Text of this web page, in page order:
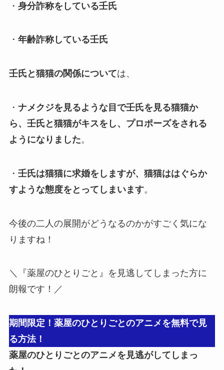
・ 身分詐称をしている壬氏
・ 年齢詐称している壬氏
壬氏と猫猫の関係については、
・ ナメクジを見るような目で壬氏を見る猫猫か
ら、壬氏と猫猫がキスをし、プロポーズをされる
ようになりました。
・ 壬氏は猫猫に求婚をしますが、猫猫ははぐらか
すような態度をとってしまいます。
今後の二人の展開がどうなるのかがすごく気にな
りますね！
＼『薬屋のひとりごと』を見逃してしまった方に
朗報です！／
期間限定！薬屋のひとりごとのアニメを無料で見
る方法！
薬屋のひとりごとのアニメを見逃がしてしまっ